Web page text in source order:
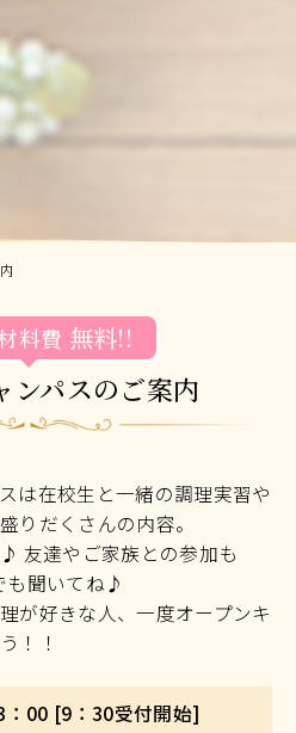
ンパスのご案内
料費 無料!!
は在校生と一緒の調理実習や
りだくさんの内容。
友達やご家族との参加も
も聞いてね♪
が好きな人、一度オープンキ
！！
00 [9：30受付開始]